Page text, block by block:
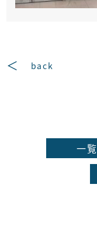
back
一覧